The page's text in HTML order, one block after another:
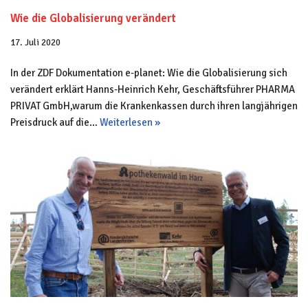
Wie die Globalisierung verändert
17. Juli 2020
In der ZDF Dokumentation e-planet: Wie die Globalisierung sich
verändert erklärt Hanns-Heinrich Kehr, Geschäftsführer PHARMA
PRIVAT GmbH,warum die Krankenkassen durch ihren langjährigen
Preisdruck auf die… Weiterlesen »